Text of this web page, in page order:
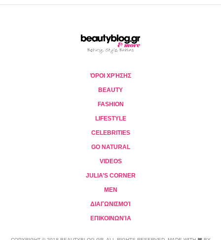
ΌΡΟΙ ΧΡΉΣΗΣ
BEAUTY
FASHION
LIFESTYLE
CELEBRITIES
GO NATURAL
VIDEOS
JULIA’S CORNER
MEN
ΔΙΑΓΩΝΙΣΜΟΊ
ΕΠΙΚΟΙΝΩΝΊΑ